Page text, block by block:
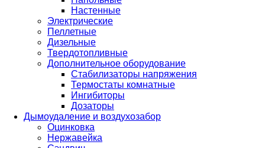
Настенные
Электрические
Пеллетные
Дизельные
Твердотопливные
Дополнительное оборудование
Стабилизаторы напряжения
Термостаты комнатные
Ингибиторы
Дозаторы
Дымоудаление и воздухозабор
Оцинковка
Нержавейка